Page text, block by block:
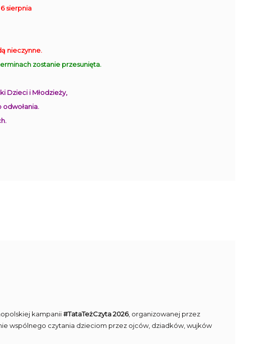
6 sierpnia
nieczynne.
zostanie przesunięta.
Dzieci i Młodzieży,
odwołania.
kampanii#TataTeżCzyta 2026, organizowanej przez
wspólnego czytania dzieciom przez ojców, dziadków, wujków